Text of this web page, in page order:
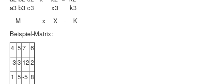
a3 b3 c3 x3 k3
M x X = K
Beispiel-Matrix:
4 57 6
33 122
1 5-5 8